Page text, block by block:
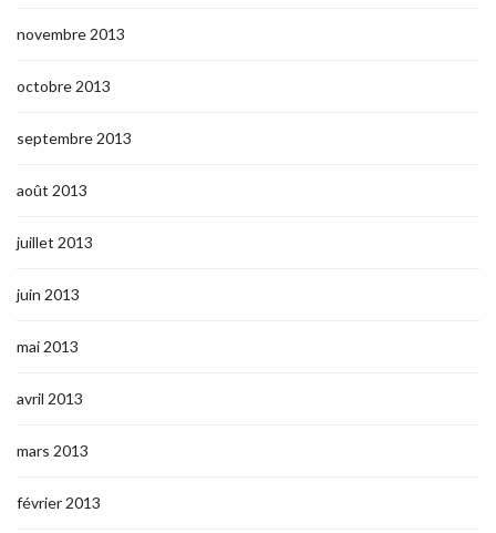
novembre 2013
octobre 2013
septembre 2013
août 2013
juillet 2013
juin 2013
mai 2013
avril 2013
mars 2013
février 2013